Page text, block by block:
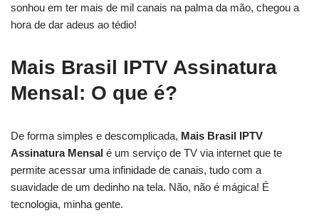
sonhou em ter mais de mil canais na palma da mão, chegou a
hora de dar adeus ao tédio!
Mais Brasil IPTV Assinatura
Mensal: O que é?
De forma simples e descomplicada, Mais Brasil IPTV
Assinatura Mensal é um serviço de TV via internet que te
permite acessar uma infinidade de canais, tudo com a
suavidade de um dedinho na tela. Não, não é mágica! É
tecnologia, minha gente.